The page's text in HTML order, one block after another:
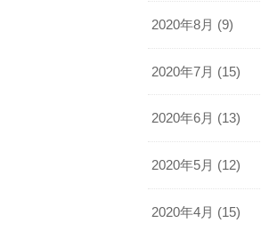
2020年8月 (9)
2020年7月 (15)
2020年6月 (13)
2020年5月 (12)
2020年4月 (15)